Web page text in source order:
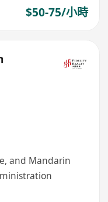
$50-75/小時
and Mandarin